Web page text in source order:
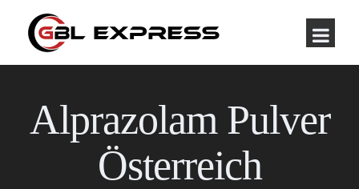
Alprazolam Pulver
Österreich